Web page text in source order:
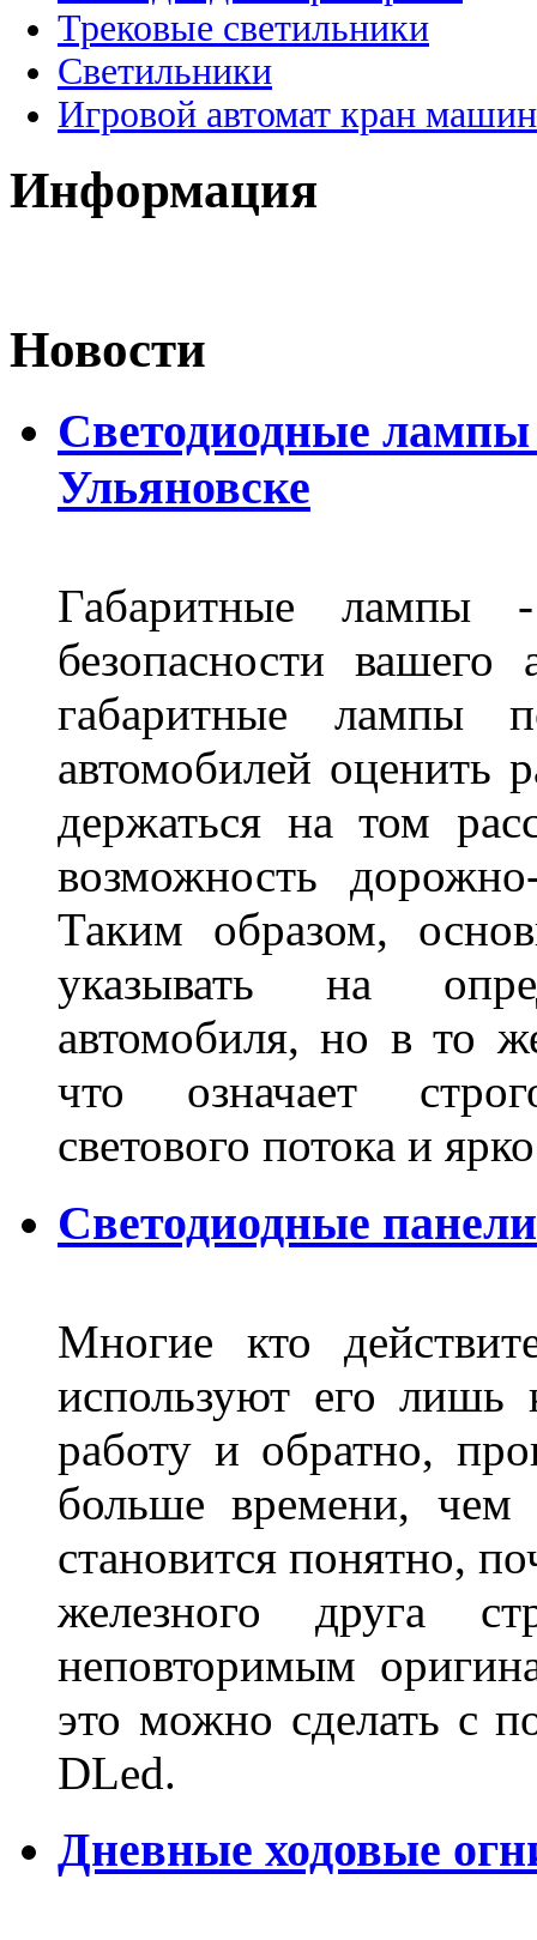
Трековые светильники
Светильники
Игровой автомат кран
Информация
Новости
Светодиодные
Ульяновске
Габаритные лампы
безопасности
габаритные лампы
автомобилей оценить
держаться на том
возможность
Таким образом,
указывать на
автомобиля, но в то
что означает
светового потока и
Светодиодные
Многие кто
используют его лишь
работу и обратно,
больше времени, чем
становится понятно,
железного друга
неповторимым
это можно сделать с
DLed.
Дневные ходовые